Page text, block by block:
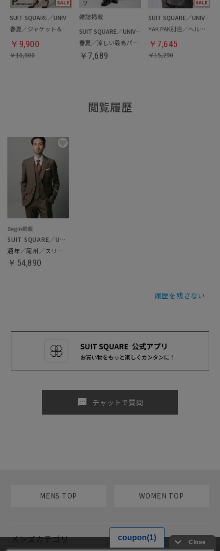
SUIT SQUARE／UNIVERSAL LANGUAGE／WHITE
春夏／ジャケット＆パンツセットアップ／洗濯ネット付き
￥ 9,900
￥16,500
SUIT SQUARE／UNIVERSAL LANGUAGE
春夏／涼しい最高パンツ
￥ 7,689
SUIT SQUARE／UNIVERSAL LANGUAGE
YAK PAK別注／ヘルメットバッグ
￥ 7,645
￥15,290
閲覧履歴
SUIT SQUARE／UNIVERSAL LANGUAGE
通年／尾州／スリーピーススーツ
￥54,890
履歴を残さない
sms チャットで質問
MENS TOP WOMEN TOP
メンズカテゴリ